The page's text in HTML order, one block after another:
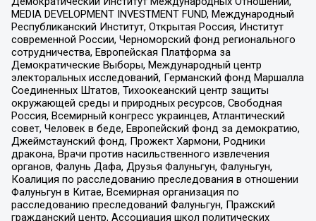
MEDIA DEVELOPMENT INVESTMENT FUND, Международный
Республиканский Институт, Открытая Россия, Институт
современной России, Черноморский фонд регионального
сотрудничества, Европейская Платформа за
Демократические Выборы, Международный центр
электоральных исследований, Германский фонд Маршалла
Соединенных Штатов, Тихоокеанский центр защиты
окружающей среды и природных ресурсов, Свободная
Россия, Всемирный конгресс украинцев, Атлантический
совет, Человек в беде, Европейский фонд за демократию,
Джеймстаунский фонд, Прожект Хармони, Родники
дракона, Врачи против насильственного извлечения
органов, Фалунь Дафа, Друзья Фалуньгун, Фалуньгун,
Коалиция по расследованию преследования в отношении
Фалуньгун в Китае, Всемирная организация по
расследованию преследований Фалуньгун, Пражский
гражданский центр, Ассоциация школ политических